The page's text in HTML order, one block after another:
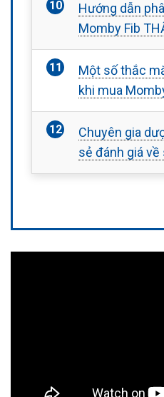
Hướng dẫn
Momby Fib
Một số thắc
khi mua
Chuyên gia
sẻ đánh giá